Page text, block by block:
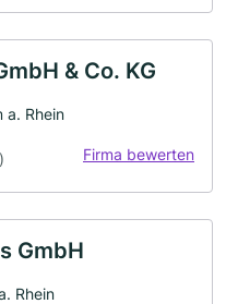
& Co. KG
a. Rhein
Firma bewerten
GmbH
Rhein